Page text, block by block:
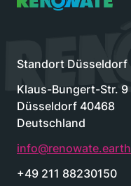
Renowate Logo
Standort Düsseldorf
Klaus-Bungert-Str. 9
Düsseldorf 40468
Deutschland
info@renowate.earth
+49 211 88230150